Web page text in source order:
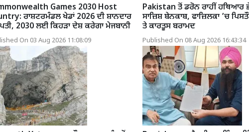
Games 2030 Host
ਰਾਸ਼ਟਰਮੰਡਲ ਖੇਡਾਂ 2026 ਦੀ ਸ਼ਾਨਦਾਰ
2030 ਲਈ ਕਿਹੜਾ ਦੇਸ਼ ਕਰੇਗਾ ਮੇਜਬਾਨੀ
On 03 Aug 2026 11:08:09
Pakistan ਤੋਂ ਡਰੋਨ ਰਾਹੀਂ ਹਥਿਆਰ
ਸਾਜ਼ਿਸ਼ ਬੇਨਕਾਬ, ਫਾਜ਼ਿਲਕਾ ’ਚ
ਤੇ ਕਾਰਤੂਸ ਬਰਾਮਦ
Published On 08 Aug 2026 16:43:34